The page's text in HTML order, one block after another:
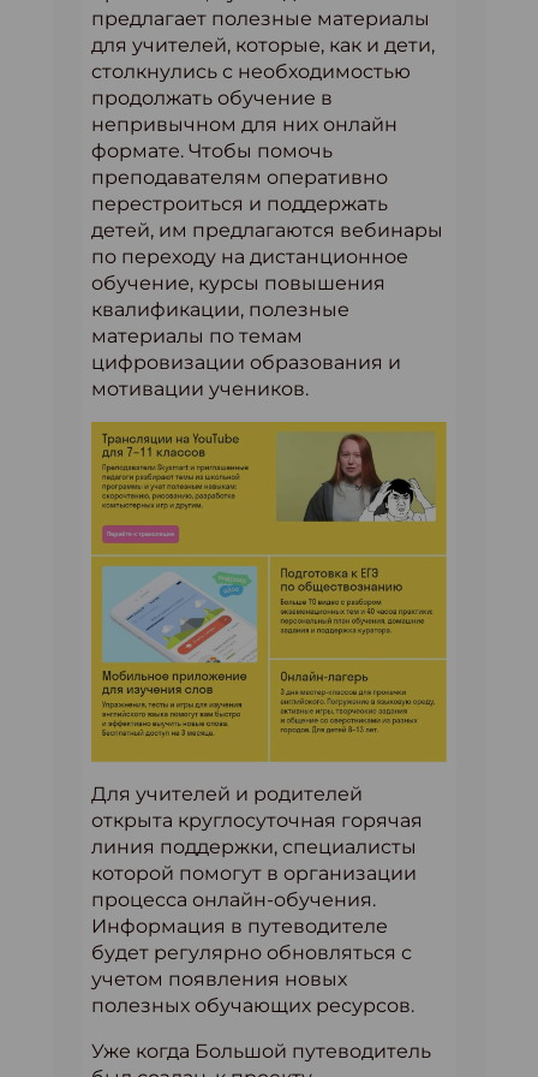
предлагает полезные материалы
для учителей, которые, как и дети,
столкнулись с необходимостью
продолжать обучение в
непривычном для них онлайн
формате. Чтобы помочь
преподавателям оперативно
перестроиться и поддержать
детей, им предлагаются вебинары
по переходу на дистанционное
обучение, курсы повышения
квалификации, полезные
материалы по темам
цифровизации образования и
мотивации учеников.
Для учителей и родителей
открыта круглосуточная горячая
линия поддержки, специалисты
которой помогут в организации
процесса онлайн-обучения.
Информация в путеводителе
будет регулярно обновляться с
учетом появления новых
полезных обучающих ресурсов.
Уже когда Большой путеводитель